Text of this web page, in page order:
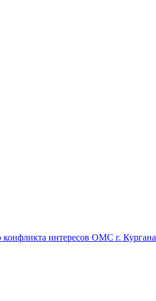
интересов ОМС г. Кургана